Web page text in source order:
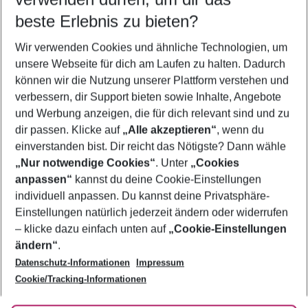
5-8 Nächte
2 Erwachsene Keine Kinder
Mehr Filter anzeigen
Footer
Footer navigation
Über uns
AGB
Bestpreisgarantie
Cookie-Einstellungen ändern
Cookie-Richtlinie
Agenturbetreuung
Barrierefreies Reisen
Folge uns
beste Erlebnis zu bieten?
Wir verwenden Cookies und ähnliche Technologien, um
unsere Webseite für dich am Laufen zu halten. Dadurch
können wir die Nutzung unserer Plattform verstehen und
verbessern, dir Support bieten sowie Inhalte, Angebote
und Werbung anzeigen, die für dich relevant sind und zu
dir passen. Klicke auf „Alle akzeptieren“, wenn du
einverstanden bist. Dir reicht das Nötigste? Dann wähle
„Nur notwendige Cookies“. Unter „Cookies
anpassen“ kannst du deine Cookie-Einstellungen
individuell anpassen. Du kannst deine Privatsphäre-
Einstellungen natürlich jederzeit ändern oder widerrufen
– klicke dazu einfach unten auf „Cookie-Einstellungen
ändern“.
Datenschutz-Informationen
Impressum
Cookie/Tracking-Informationen